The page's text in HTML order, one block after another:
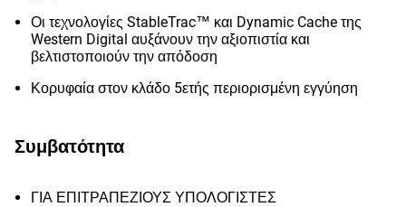
Οι τεχνολογίες StableTrac™ και Dynamic Cache της
Western Digital αυξάνουν την αξιοπιστία και
βελτιστοποιούν την απόδοση
Κορυφαία στον κλάδο 5ετής περιορισμένη εγγύηση
Συμβατότητα
ΓΙΑ ΕΠΙΤΡΑΠΕΖΙΟΥΣ ΥΠΟΛΟΓΙΣΤΕΣ